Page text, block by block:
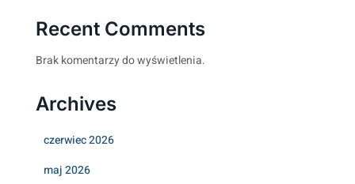
Recent Comments
Brak komentarzy do wyświetlenia.
Archives
czerwiec 2026
maj 2026